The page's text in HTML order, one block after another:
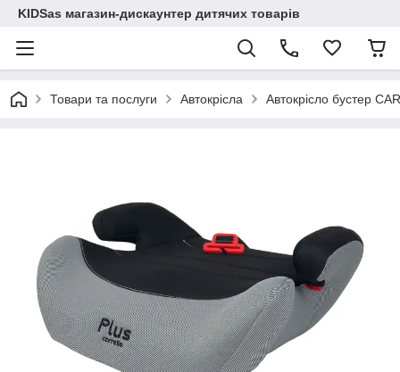
KIDSas магазин-дискаунтер дитячих товарів
Товари та послуги Автокрісла Автокрісло бустер